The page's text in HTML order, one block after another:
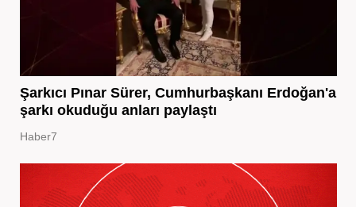
Şarkıcı Pınar Sürer, Cumhurbaşkanı Erdoğan'a
şarkı okuduğu anları paylaştı
Haber7